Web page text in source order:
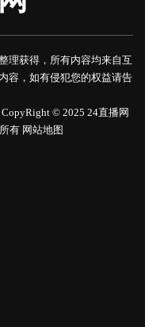
理获得，所有内容均来自互
容，如有侵犯您的权益请告
© 2025 24直播网
有 网站地图